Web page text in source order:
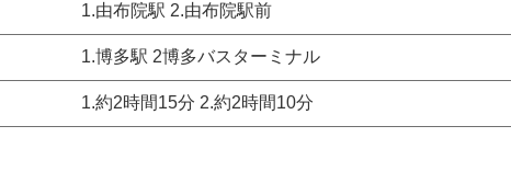
1.由布院駅 2.由布院駅前
1.博多駅 2博多バスターミナル
1.約2時間15分 2.約2時間10分